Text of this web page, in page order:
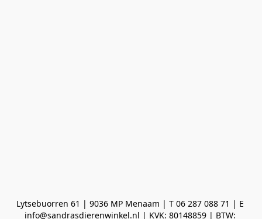
Lytsebuorren 61 | 9036 MP Menaam | T 06 287 088 71 | E
info@sandrasdierenwinkel.nl | KVK: 80148859 | BTW: